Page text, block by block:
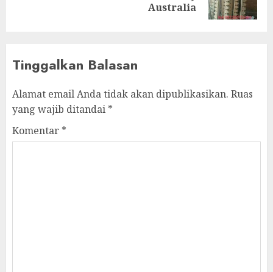
Australia
Tinggalkan Balasan
Alamat email Anda tidak akan dipublikasikan. Ruas
yang wajib ditandai *
Komentar *